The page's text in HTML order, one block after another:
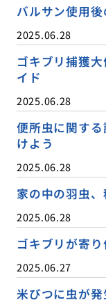
バルサン使用
2025.06.28
ゴキブリ捕獲
イド
2025.06.28
便所虫に関す
けよう
2025.06.28
家の中の羽虫
2025.06.28
ゴキブリが寄
2025.06.27
米びつに虫が